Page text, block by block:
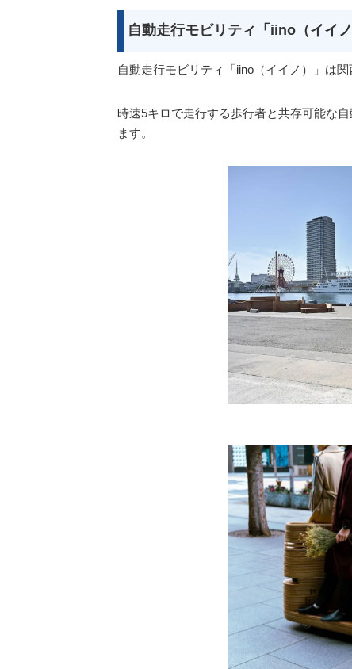
自動走行モビリティ「iino（イイノ
自動走行モビリティ「iino（イイノ）」は
時速5キロで走行する歩行者と共存可能な
ます。